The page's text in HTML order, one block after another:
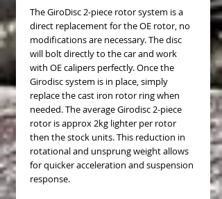
The GiroDisc 2-piece rotor system is a
direct replacement for the OE rotor, no
modifications are necessary. The disc
will bolt directly to the car and work
with OE calipers perfectly. Once the
Girodisc system is in place, simply
replace the cast iron rotor ring when
needed. The average Girodisc 2-piece
rotor is approx 2kg lighter per rotor
then the stock units. This reduction in
rotational and unsprung weight allows
for quicker acceleration and suspension
response.